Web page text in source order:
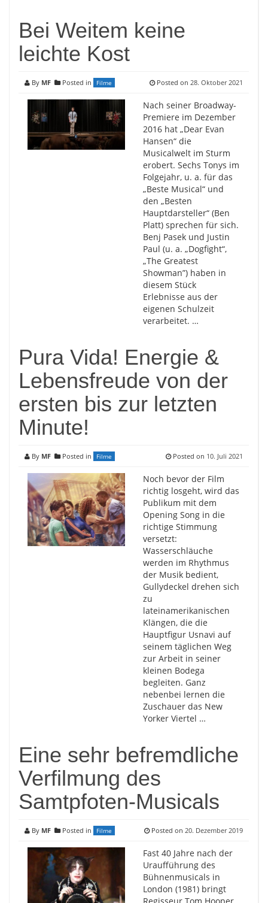
Bei Weitem keine
leichte Kost
By MF Posted in Filme Posted on 28. Oktober 2021
Nach seiner Broadway-
Premiere im Dezember
2016 hat „Dear Evan
Hansen“ die
Musicalwelt im Sturm
erobert. Sechs Tonys im
Folgejahr, u. a. für das
„Beste Musical“ und
den „Besten
Hauptdarsteller“ (Ben
Platt) sprechen für sich.
Benj Pasek und Justin
Paul (u. a. „Dogfight“,
„The Greatest
Showman”) haben in
diesem Stück
Erlebnisse aus der
eigenen Schulzeit
verarbeitet. …
Pura Vida! Energie &
Lebensfreude von der
ersten bis zur letzten
Minute!
By MF Posted in Filme Posted on 10. Juli 2021
Noch bevor der Film
richtig losgeht, wird das
Publikum mit dem
Opening Song in die
richtige Stimmung
versetzt:
Wasserschläuche
werden im Rhythmus
der Musik bedient,
Gullydeckel drehen sich
zu
lateinamerikanischen
Klängen, die die
Hauptfigur Usnavi auf
seinem täglichen Weg
zur Arbeit in seiner
kleinen Bodega
begleiten. Ganz
nebenbei lernen die
Zuschauer das New
Yorker Viertel …
Eine sehr befremdliche
Verfilmung des
Samtpfoten-Musicals
By MF Posted in Filme Posted on 20. Dezember 2019
Fast 40 Jahre nach der
Uraufführung des
Bühnenmusicals in
London (1981) bringt